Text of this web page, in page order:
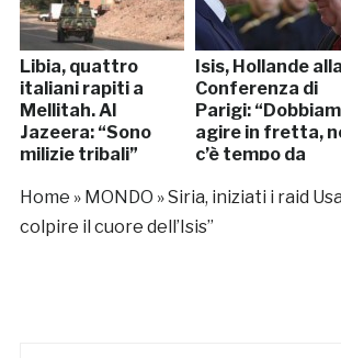
Libia, quattro
italiani rapiti a
Mellitah. Al
Jazeera: “Sono
milizie tribali”
Isis, Hollande alla
Conferenza di
Parigi:
agire in fretta,
c’è tempo da
Home » MONDO »Siria, iniziati i raid
colpire il cuore dell’Isis”